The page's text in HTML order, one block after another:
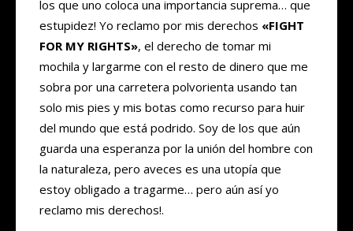
los que uno coloca una importancia suprema… que
estupidez! Yo reclamo por mis derechos «FIGHT
FOR MY RIGHTS», el derecho de tomar mi
mochila y largarme con el resto de dinero que me
sobra por una carretera polvorienta usando tan
solo mis pies y mis botas como recurso para huir
del mundo que está podrido. Soy de los que aún
guarda una esperanza por la unión del hombre con
la naturaleza, pero aveces es una utopía que
estoy obligado a tragarme… pero aún así yo
reclamo mis derechos!.